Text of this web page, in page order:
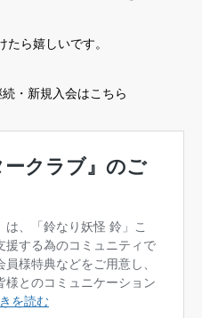
ら嬉しいです。
・新規入会はこちら